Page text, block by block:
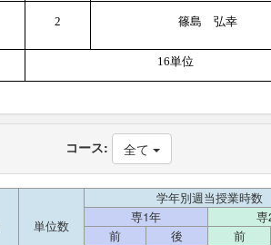
2 篠島 弘幸
16単位
コース: 全て
単位数
学年別週当授業時数
専1年
専
前
後
前